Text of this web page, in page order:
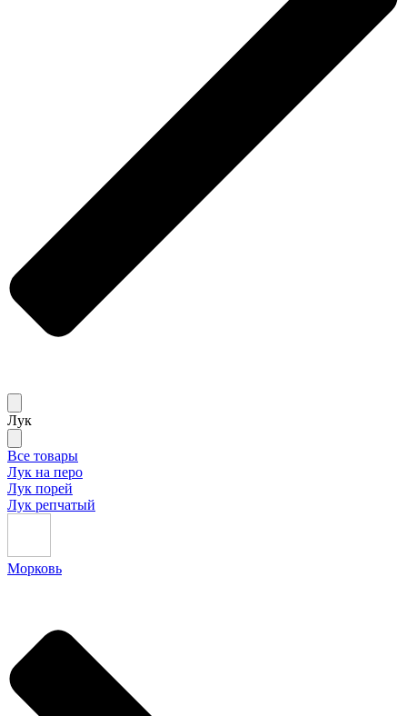
Лук
Все товары
Лук на перо
Лук порей
Лук репчатый
Морковь